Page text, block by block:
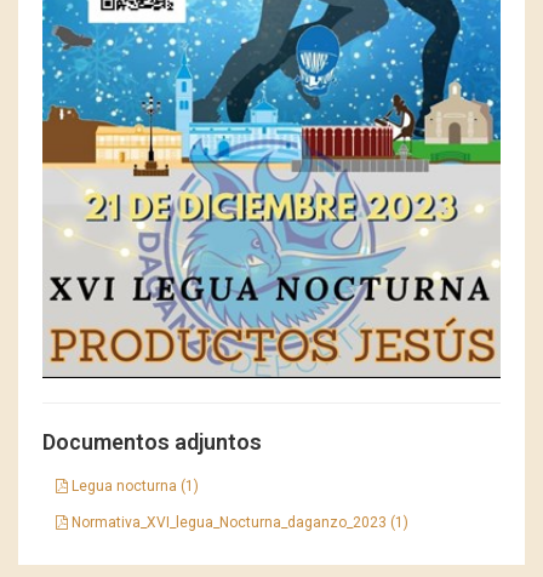
Documentos adjuntos
Legua nocturna (1)
Normativa_XVI_legua_Nocturna_daganzo_2023 (1)